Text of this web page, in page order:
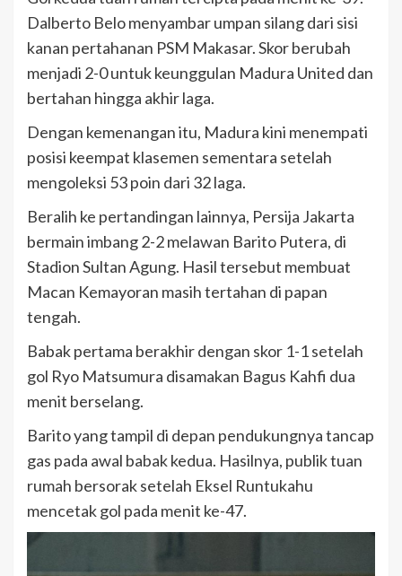
Dalberto Belo menyambar umpan silang dari sisi
kanan pertahanan PSM Makasar. Skor berubah
menjadi 2-0 untuk keunggulan Madura United dan
bertahan hingga akhir laga.
Dengan kemenangan itu, Madura kini menempati
posisi keempat klasemen sementara setelah
mengoleksi 53 poin dari 32 laga.
Beralih ke pertandingan lainnya, Persija Jakarta
bermain imbang 2-2 melawan Barito Putera, di
Stadion Sultan Agung. Hasil tersebut membuat
Macan Kemayoran masih tertahan di papan
tengah.
Babak pertama berakhir dengan skor 1-1 setelah
gol Ryo Matsumura disamakan Bagus Kahfi dua
menit berselang.
Barito yang tampil di depan pendukungnya tancap
gas pada awal babak kedua. Hasilnya, publik tuan
rumah bersorak setelah Eksel Runtukahu
mencetak gol pada menit ke-47.